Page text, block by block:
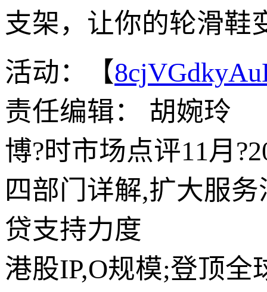
支架，让你的轮滑鞋
活动：【
责任编辑： 胡婉玲
博?时市场点评11月
四部门详解,扩大服
贷支持力度
港股IP,O规模;登顶